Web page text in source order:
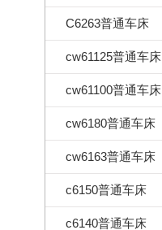
C6263普通车床
cw61125普通车床
cw61100普通车床
cw6180普通车床
cw6163普通车床
c6150普通车床
c6140普通车床